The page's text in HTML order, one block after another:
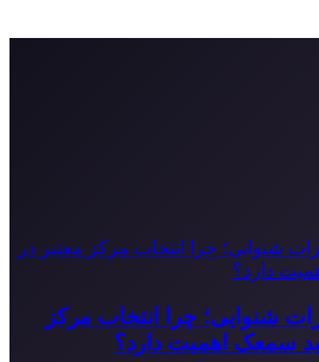
شنوایی؛ چرا انتخاب مرکز
سمعک اهمیت دارد؟